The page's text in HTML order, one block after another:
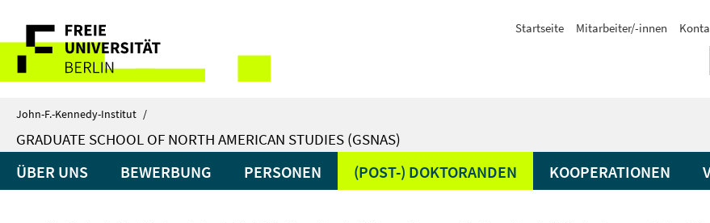
direkt
Inhalt
Service-
Navigation
Startseite Mitarbeiter/-innen
John-F.-Kennedy-Institut /
GRADUATE SCHOOL OF NORTH AMERICAN STUDIES (GSNAS)
ÜBER UNS BEWERBUNG PERSONEN (POST-) DOKTORANDEN KOOPERATIONEN